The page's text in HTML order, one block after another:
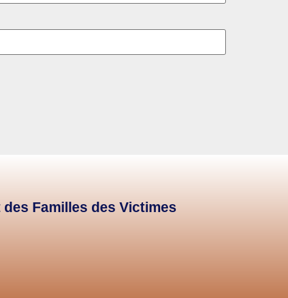
Familles des Victimes